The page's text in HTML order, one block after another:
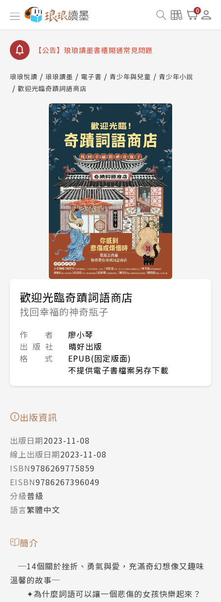
0
【公告】因 Readmoo 讀墨系統維護中，本站同步暫
停部分閱讀服務
【公告】琅琅讀墨數位閱讀資產合併與書櫃開通申請
【公告】琅琅讀墨書櫃開通常見問題
請圖文教學
【公告】琅琅書店服務升級重要說明及資產合併結果
查詢
【公告】因 Readmoo 讀墨系統維護中，本站同步暫
停部分閱讀服務
琅琅悅讀 琅琅讀墨 電子書 青少年與兒童
青少年小說
歡迎光臨奇蹟詞語商店
歡迎光臨奇蹟詞語商店
找回幸福的神奇瓶子
作 者
廖小琴
出 版 社
晴好出版
格 式
EPUB(固定版面)
不提供電子書檔案另存下載
出版資訊
出版日期2023-11-08
線上出版日期2023-11-08
ISBN9786269775859
EISBN9786267396049
分級普級
語言繁體中文
簡介
─14個關於挫折、勇氣與愛，充滿奇幻想像又趣味
溫馨的故事─
✦為什麼詞語可以讓一個悲傷的女孩快樂起來？